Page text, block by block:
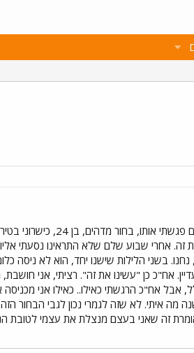
בסוף חופש פסח, פורום
בשני הלילות שישנו יחד, הוא לא ניסה
אח"כ כן "עשינו את זה". רציתי, אני
אבל אח"כ הרגשתי כאילו.. כאילו אני
מה איתי. לא שזה לגמרי נכון לגבי הבחור
זה שאני בעצם מנצלת את עצמי לטובת